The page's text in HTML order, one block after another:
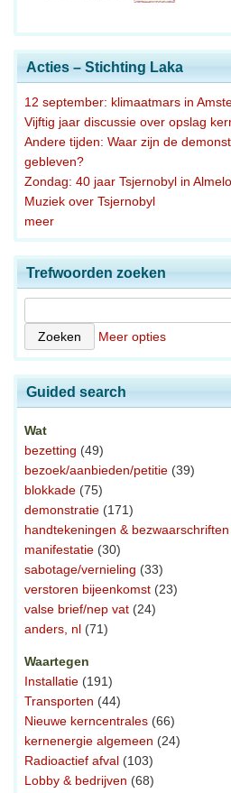
Acties – Stichting Laka
12 september: klimaatmars in
Vijftig jaar discussie over opslag
Andere tijden: Waar zijn de
gebleven?
Zondag: 40 jaar Tsjernobyl in
Muziek over Tsjernobyl
meer
Trefwoorden zoeken
Meer opties
Guided search
Wat
bezetting (49)
bezoek/aanbieden/petitie (39)
blokkade (75)
demonstratie (171)
handtekeningen & bezwaarschriften
manifestatie (30)
sabotage/vernieling (33)
verstoren bijeenkomst (23)
valse brief/nep vat (24)
anders, nl (71)
Waartegen
Installatie (191)
Transporten (44)
Nieuwe kerncentrales (66)
kernenergie algemeen (24)
Radioactief afval (103)
Lobby & bedrijven (68)